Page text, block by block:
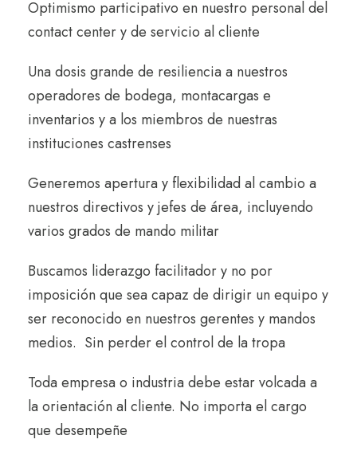
Optimismo participativo en nuestro personal del
contact center y de servicio al cliente
Una dosis grande de resiliencia a nuestros
operadores de bodega, montacargas e
inventarios y a los miembros de nuestras
instituciones castrenses
Generemos apertura y flexibilidad al cambio a
nuestros directivos y jefes de área, incluyendo
varios grados de mando militar
Buscamos liderazgo facilitadory no por
imposición que sea capaz de dirigir un equipo y
ser reconocido en nuestros gerentes y mandos
medios. Sin perder el control de la tropa
Toda empresa o industria debe estar volcada a
la orientación al cliente. No importa el cargo
que desempeñe